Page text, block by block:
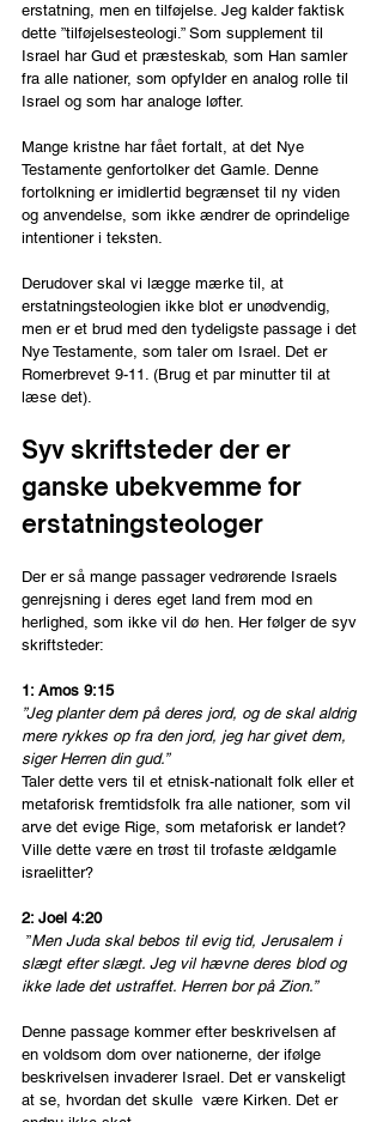
erstatning, men en tilføjelse. Jeg kalder faktisk
dette ”tilføjelsesteologi.” Som supplement til
Israel har Gud et præsteskab, som Han samler
fra alle nationer, som opfylder en analog rolle til
Israel og som har analoge løfter.
Mange kristne har fået fortalt, at det Nye
Testamente genfortolker det Gamle. Denne
fortolkning er imidlertid begrænset til ny viden
og anvendelse, som ikke ændrer de oprindelige
intentioner i teksten.
Derudover skal vi lægge mærke til, at
erstatningsteologien ikke blot er unødvendig,
men er et brud med den tydeligste passage i det
Nye Testamente, som taler om Israel. Det er
Romerbrevet 9-11. (Brug et par minutter til at
læse det).
Syv skriftsteder der er
ganske ubekvemme for
erstatningsteologer
Der er så mange passager vedrørende Israels
genrejsning i deres eget land frem mod en
herlighed, som ikke vil dø hen. Her følger de syv
skriftsteder:
1: Amos 9:15
”Jeg planter dem på deres jord, og de skal aldrig
mere rykkes op fra den jord, jeg har givet dem,
siger Herren din gud.”
Taler dette vers til et etnisk-nationalt folk eller et
metaforisk fremtidsfolk fra alle nationer, som vil
arve det evige Rige, som metaforisk er landet?
Ville dette være en trøst til trofaste ældgamle
israelitter?
2: Joel 4:20
”Men Juda skal bebos til evig tid, Jerusalem i
slægt efter slægt. Jeg vil hævne deres blod og
ikke lade det ustraffet. Herren bor på Zion.”
Denne passage kommer efter beskrivelsen af
en voldsom dom over nationerne, der ifølge
beskrivelsen invaderer Israel. Det er vanskeligt
at se, hvordan det skulle  være Kirken. Det er